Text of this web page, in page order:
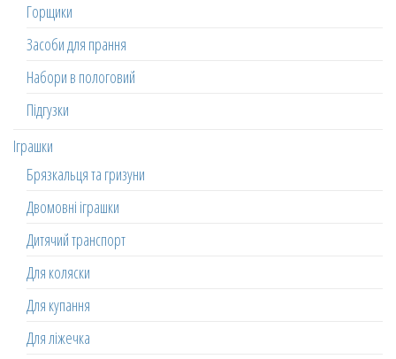
Горщики
Засоби для прання
Набори в пологовий
Підгузки
Іграшки
Брязкальця та гризуни
Двомовні іграшки
Дитячий транспорт
Для коляски
Для купання
Для ліжечка